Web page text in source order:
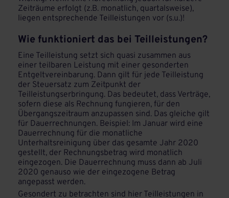
Zeiträume erfolgt (z.B. monatlich, quartalsweise),
liegen entsprechende Teilleistungen vor (s.u.)!
Wie funktioniert das bei Teilleistungen?
Eine Teilleistung setzt sich quasi zusammen aus
einer teilbaren Leistung mit einer gesonderten
Entgeltvereinbarung. Dann gilt für jede Teilleistung
der Steuersatz zum Zeitpunkt der
Teilleistungserbringung. Das bedeutet, dass Verträge,
sofern diese als Rechnung fungieren, für den
Übergangszeitraum anzupassen sind. Das gleiche gilt
für Dauerrechnungen. Beispiel: Im Januar wird eine
Dauerrechnung für die monatliche
Unterhaltsreinigung über das gesamte Jahr 2020
gestellt, der Rechnungsbetrag wird monatlich
eingezogen. Die Dauerrechnung muss dann ab Juli
2020 genauso wie der eingezogene Betrag
angepasst werden.
Gesondert zu betrachten sind hier Teilleistungen in